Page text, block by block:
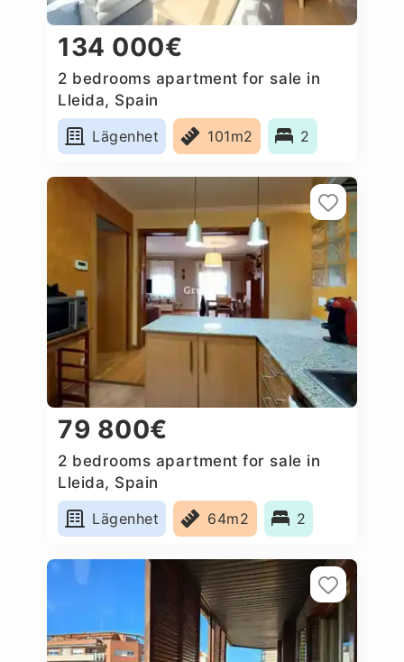
134 000€
2 bedrooms apartment for sale in
Lleida, Spain
Lägenhet
101m2 2
79 800€
2 bedrooms apartment for sale in
Lleida, Spain
Lägenhet
64m2 2